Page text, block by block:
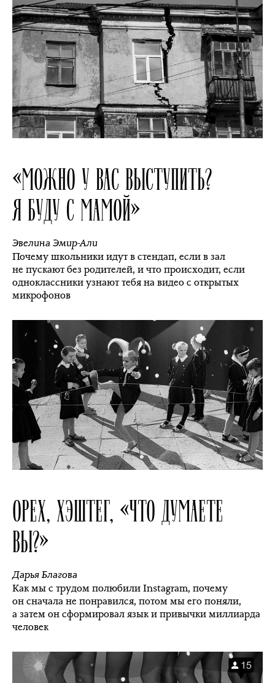
«МОЖНО У ВАС ВЫСТУПИТЬ?
Я БУДУ С МАМОЙ»
Эвелина Эмир-Али
Почему школьники идут в стендап, если в зал
не пускают без родителей, и что происходит, если
одноклассники узнают тебя на видео с открытых
микрофонов
ОРЕХ, ХЭШТЕГ, «ЧТО ДУМАЕТЕ
ВЫ?»
Дарья Благова
Как мы с трудом полюбили Instagram, почему
он сначала не понравился, потом мы его поняли,
а затем он сформировал язык и привычки миллиарда
человек